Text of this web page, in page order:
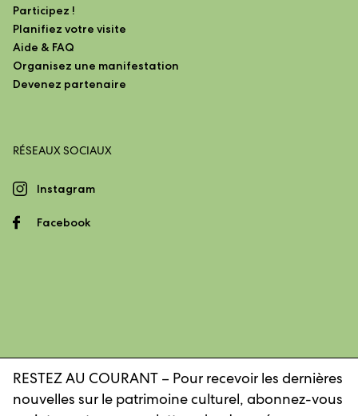
Participez !
Planifiez votre visite
Aide & FAQ
Organisez une manifestation
Devenez partenaire
RÉSEAUX SOCIAUX
Instagram
Facebook
RESTEZ AU COURANT – Pour recevoir les dernières
nouvelles sur le patrimoine culturel, abonnez-vous